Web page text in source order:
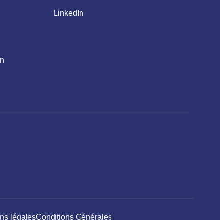
LinkedIn
légalesConditions Générales